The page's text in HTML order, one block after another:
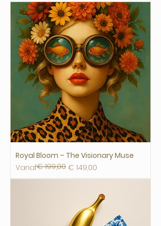
Royal Bloom – The Visionary Muse
Vanaf
Normale prijs
€ 199,00 € 149,00
Verkoopprijs